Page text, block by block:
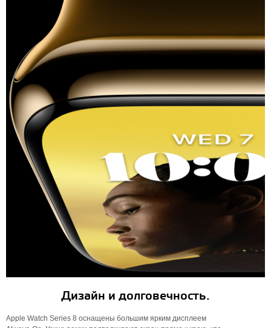
Дизайн и долговечность.
Apple Watch Series 8 оснащены большим ярким дисплеем